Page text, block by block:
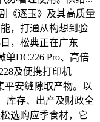
《逐玉》及其高质量
，打通从构想到验
，松典正在广东
单DC226 Pro、高倍
及便携打印机
平安缝隙取产物。以
库存、出产及财政全
选购应季食材，它